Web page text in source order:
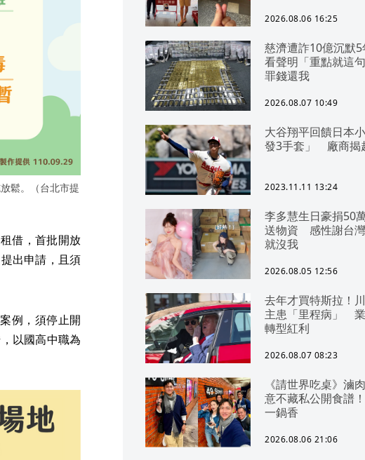
漢
鬆。（台北市提
借，首批開放
出申請，且須
例，須停止開
以國高中職為
2026.08.06 16:25
慈濟遭詐10億沉默
看聲明「重點就這
罪錢還我
2026.08.07 10:49
大谷翔平回饋日本
發3手套」 廠商揭
2023.11.11 13:24
李多慧生日豪捐50
送物資 感性謝台
就沒我
2026.08.05 12:56
去年才買特斯拉！
主患「里程病」
轉型紅利
2026.08.07 08:23
《請世界吃桌》
意不藏私公開食譜
一鍋香
2026.08.06 21:06